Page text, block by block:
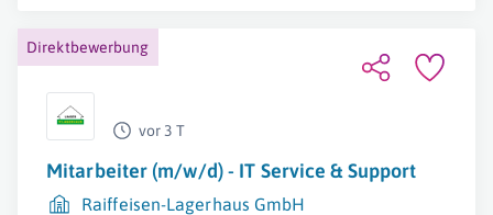
Direktbewerbung
vor 3 T
Mitarbeiter (m/w/d) - IT Service & Support
Raiffeisen-Lagerhaus GmbH